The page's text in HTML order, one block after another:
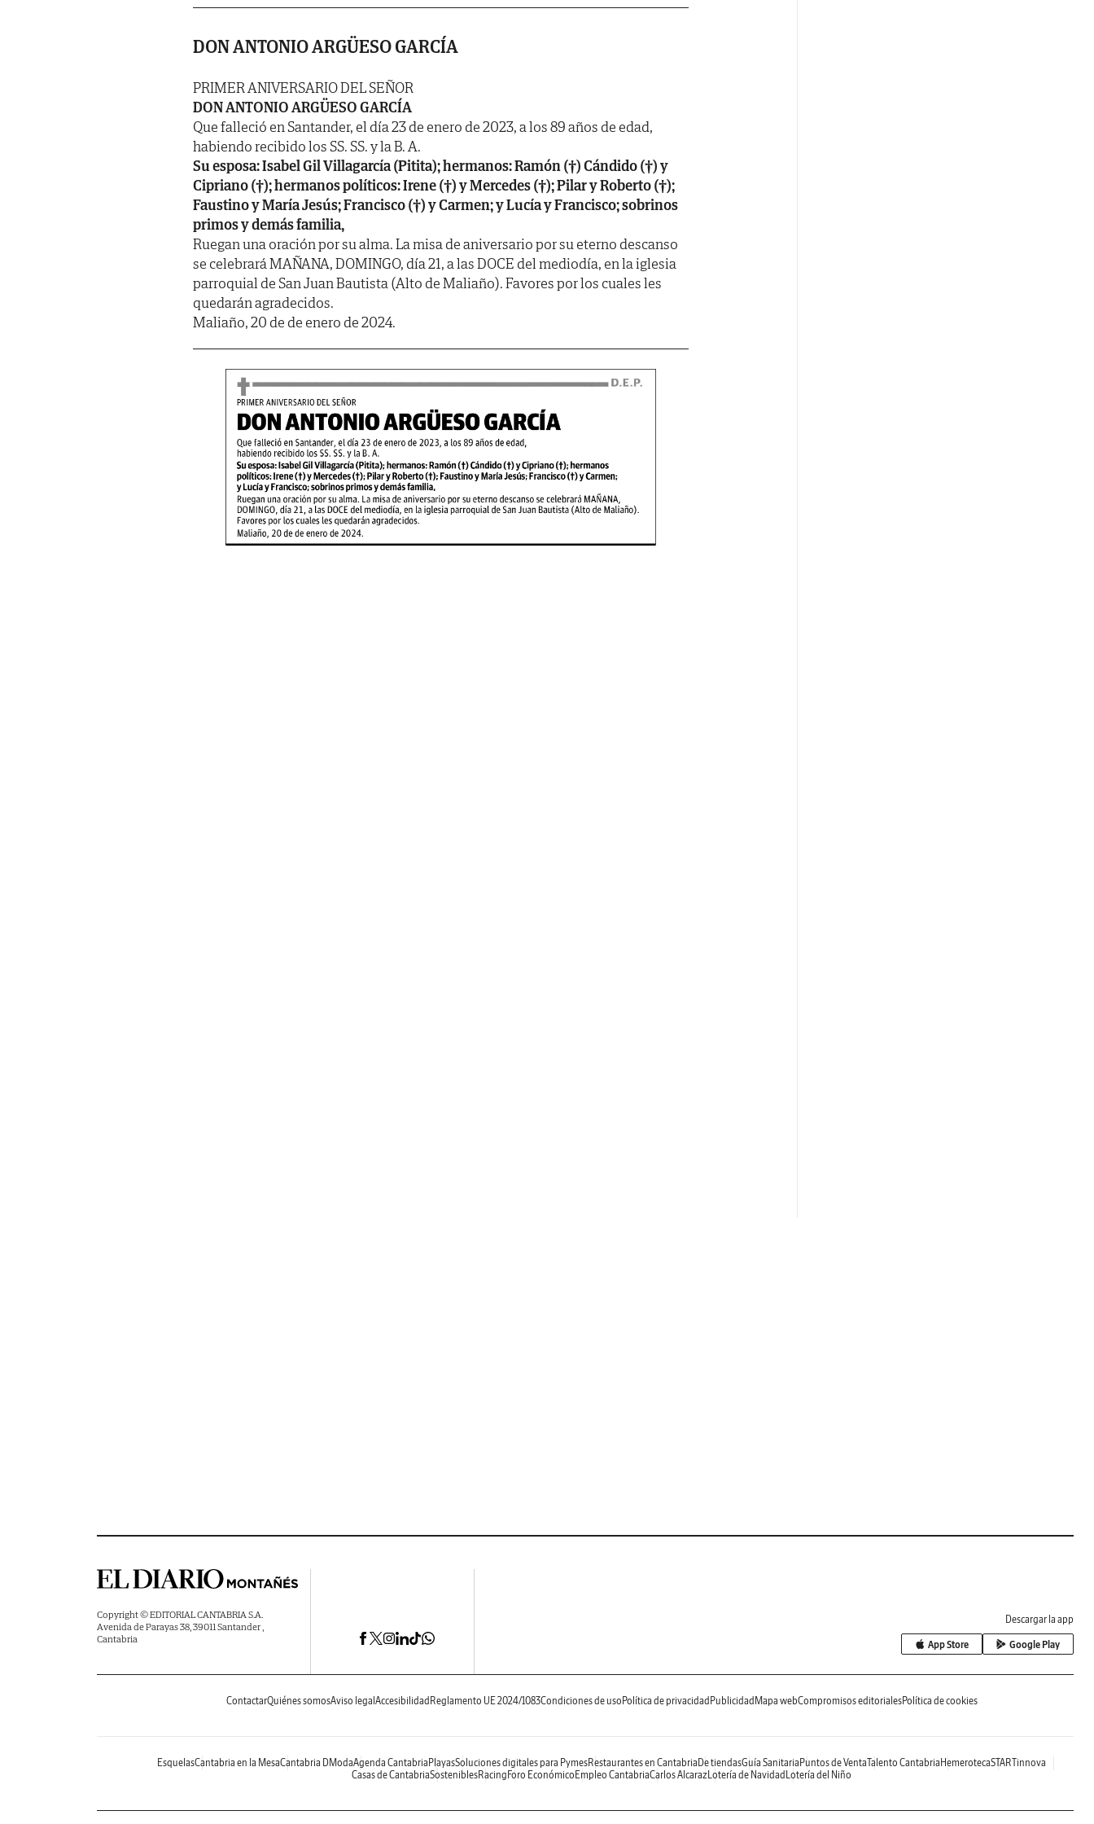
DON ANTONIO ARGÜESO GARCÍA
PRIMER ANIVERSARIO DEL SEÑOR
DON ANTONIO ARGÜESO GARCÍA
Que falleció en Santander, el día 23 de enero de 2023, a los 89 años de edad,
habiendo recibido los SS. SS. y la B. A.
Su esposa: Isabel Gil Villagarcía (Pitita); hermanos: Ramón (†) Cándido (†) y
Cipriano (†); hermanos políticos: Irene (†) y Mercedes (†); Pilar y Roberto (†);
Faustino y María Jesús; Francisco (†) y Carmen; y Lucía y Francisco; sobrinos
primos y demás familia,
Ruegan una oración por su alma. La misa de aniversario por su eterno descanso
se celebrará MAÑANA, DOMINGO, día 21, a las DOCE del mediodía, en la iglesia
parroquial de San Juan Bautista (Alto de Maliaño). Favores por los cuales les
quedarán agradecidos.
Maliaño, 20 de de enero de 2024.
Copyright © EDITORIAL CANTABRIA S.A.
Avenida de Parayas 38, 39011 Santander ,
Cantabria
Descargar la app
App Store Google Play
ContactarQuiénes somosAviso legal Accesibilidad Reglamento UE 2024/1083Condiciones de uso Política de privacidad Publicidad Mapa webCompromisos editorialesPolítica de cookies
EsquelasCantabria en la MesaCantabria DModaAgenda Cantabria PlayasSoluciones digitales para PymesRestaurantes en Cantabria De tiendasGuía Sanitaria Puntos de VentaTalento Cantabria HemerotecaSTARTinnova
Casas de CantabriaSosteniblesRacing Foro Económico Empleo CantabriaCarlos AlcarazLotería de Navidad Lotería del Niño